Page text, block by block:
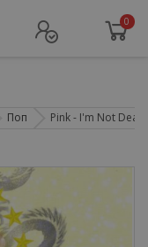
0
Поп Pink ‎- I'm Not Dead